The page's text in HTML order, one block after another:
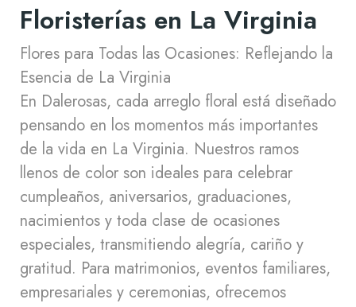
Floristerías en La Virginia
Flores para Todas las Ocasiones: Reflejando la
Esencia de La Virginia
En Dalerosas, cada arreglo floral está diseñado
pensando en los momentos más importantes
de la vida en La Virginia. Nuestros ramos
llenos de color son ideales para celebrar
cumpleaños, aniversarios, graduaciones,
nacimientos y toda clase de ocasiones
especiales, transmitiendo alegría, cariño y
gratitud. Para matrimonios, eventos familiares,
empresariales y ceremonias, ofrecemos